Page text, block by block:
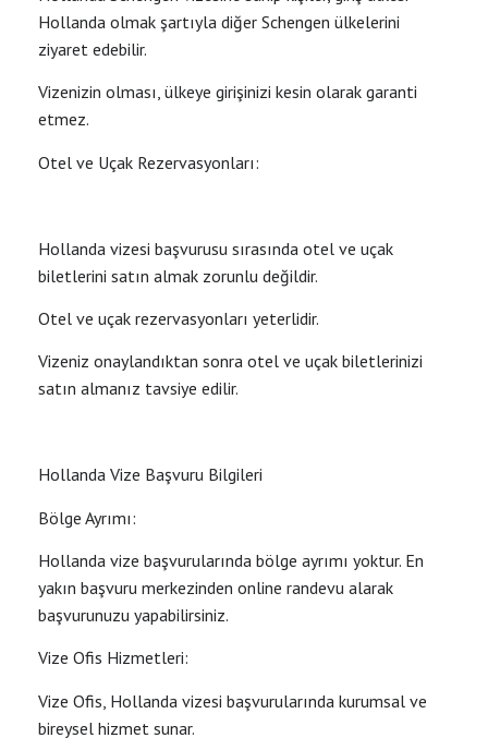
Hollanda olmak şartıyla diğer Schengen ülkelerini
ziyaret edebilir.
Vizenizin olması, ülkeye girişinizi kesin olarak garanti
etmez.
Otel ve Uçak Rezervasyonları:
Hollanda vizesi başvurusu sırasında otel ve uçak
biletlerini satın almak zorunlu değildir.
Otel ve uçak rezervasyonları yeterlidir.
Vizeniz onaylandıktan sonra otel ve uçak biletlerinizi
satın almanız tavsiye edilir.
Hollanda Vize Başvuru Bilgileri
Bölge Ayrımı:
Hollanda vize başvurularında bölge ayrımı yoktur. En
yakın başvuru merkezinden online randevu alarak
başvurunuzu yapabilirsiniz.
Vize Ofis Hizmetleri:
Vize Ofis, Hollanda vizesi başvurularında kurumsal ve
bireysel hizmet sunar.